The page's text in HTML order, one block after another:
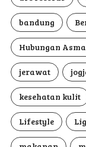
bandung
Hubungan
jerawat
kesehatan kulit
Lifestyle